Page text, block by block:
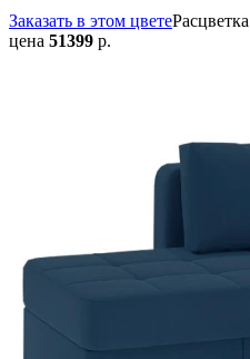
Заказать в этом цветеРасцветка
цена 51399 р.